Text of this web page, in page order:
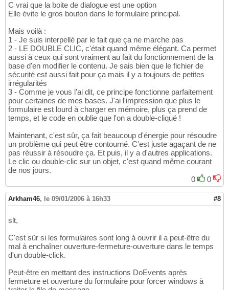
C vrai que la boite de dialogue est une option
Elle évite le gros bouton dans le formulaire principal.
Mais voilà :
1 - Je suis interpellé par le fait que ça ne marche pas
2 - LE DOUBLE CLIC, c'était quand même élégant. Ca permet
aussi à ceux qui sont vraiment au fait du fonctionnement de la
base d'en modifier le contenu. Je sais bien que le fichier de
sécurité est aussi fait pour ça mais il y a toujours de petites
irrégularités
3 - Comme je vous l'ai dit, ce principe fonctionne parfaitement
pour certaines de mes bases. J'ai l'impression que plus le
formulaire est lourd à charger en mémoire, plus ça prend de
temps, et le code en oublie que l'on a double-cliqué !
Maintenant, c'est sûr, ça fait beaucoup d'énergie pour résoudre
un problème qui peut être contourné. C'est juste agaçant de ne
pas réussir à résoudre ça. Et puis, il y a d'autres applications.
Le clic ou double-clic sur un objet, c'est quand même courant
de nos jours.
0
0
Arkham46, le 09/01/2006 à 16h33 #8
slt,
C'est sûr si les formulaires sont long à ouvrir il a peut-être du
mal à enchaîner ouverture-fermeture-ouverture dans le temps
d'un double-click.
Peut-être en mettant des instructions DoEvents après
fermeture et ouverture du formulaire pour forcer windows à